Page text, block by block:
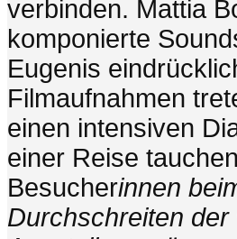
verbinden. Mattia
komponierte
Eugenis
Filmaufnahmen
einen intensiven
einer Reise
Besucherinnen
Durchschreiten der